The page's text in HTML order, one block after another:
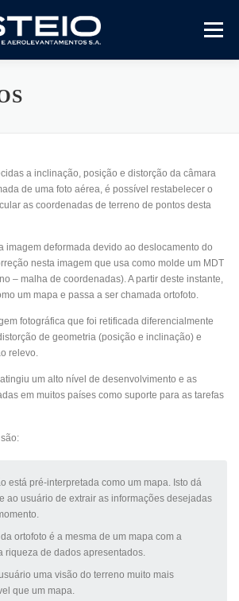
Menu
a inclinação, posição e distorção da câmara
de uma foto aérea, é possível restabelecer o
as coordenadas de terreno de pontos desta
imagem deformada devido ao deslocamento do
nesta imagem que usa como molde um MDT
– malha de coordenadas). A partir deste instante,
um mapa e passa a ser chamada ortofoto.
fotográfica que foi retificada diferencialmente
de geometria (posição e inclinação) e
relevo.
um alto nível de desenvolvimento e as
em muitos países como suporte para as tarefas
está pré-interpretada como um mapa. Isto dá
ao usuário de extrair as informações desejadas
ortofoto é a mesma de um mapa com a
riqueza de dados apresentados.
uma visão do terreno muito mais
que um mapa.